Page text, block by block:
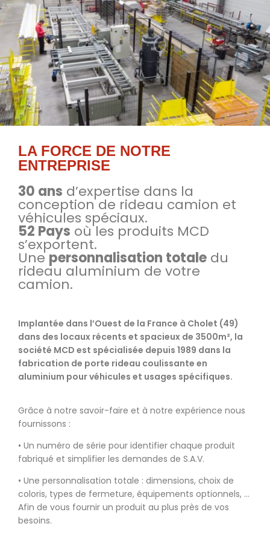
LA FORCE DE NOTRE
ENTREPRISE
30 ans d’expertise dans la
conception de rideau camion et
véhicules spéciaux.
52 Pays où les produits MCD
s’exportent.
Une personnalisation totale du
rideau aluminium de votre
camion.
Implantée dans l’Ouest de la France à Cholet (49)
dans des locaux récents et spacieux de 3500m², la
société MCD est spécialisée depuis 1989 dans la
fabrication de porte rideau coulissante en
aluminium pour véhicules et usages spécifiques.
Grâce à notre savoir-faire et à notre expérience nous
fournissons :
• Un numéro de série pour identifier chaque produit
fabriqué et simplifier les demandes de S.A.V.
• Une personnalisation totale : dimensions, choix de
coloris, types de fermeture, équipements optionnels, …
Afin de vous fournir un produit au plus près de vos
besoins.